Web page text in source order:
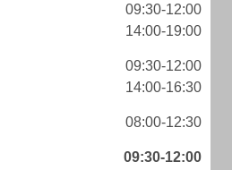
09:30-12:00
14:00-19:00
09:30-12:00
14:00-16:30
08:00-12:30
09:30-12:00